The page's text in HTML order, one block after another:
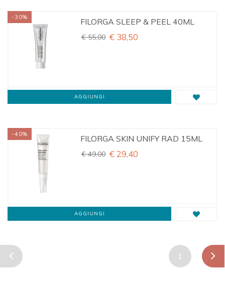
FILORGA SLEEP & PEEL 40ML
€ 55,00 € 38,50
-30%
AGGIUNGI
FILORGA SKIN UNIFY RAD 15ML
€ 49,00 € 29,40
-40%
AGGIUNGI
1